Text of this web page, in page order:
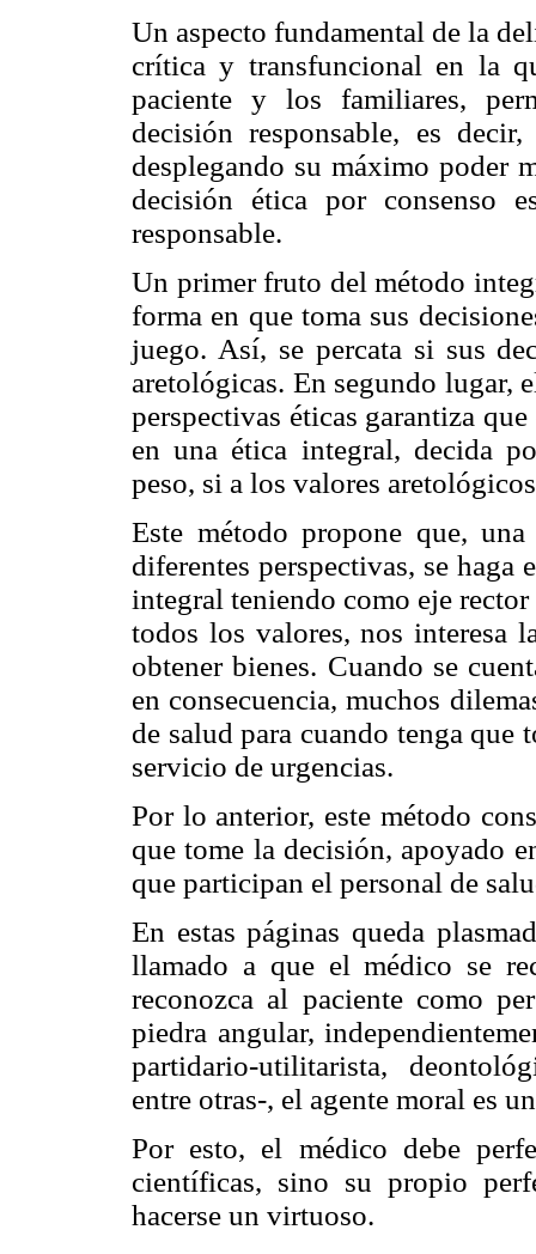
Un aspecto fundamental de la
crítica y transfuncional en la
paciente y los familiares,
decisión responsable, es
desplegando su máximo poder
decisión ética por consenso
responsable.
Un primer fruto del método
forma en que toma sus
juego. Así, se percata si sus
aretológicas. En segundo lugar,
perspectivas éticas garantiza
en una ética integral, decida
peso, si a los valores
Este método propone que,
diferentes perspectivas, se
integral teniendo como eje
todos los valores, nos interesa
obtener bienes. Cuando se
en consecuencia, muchos
de salud para cuando tenga que
servicio de urgencias.
Por lo anterior, este método
que tome la decisión, apoyado
que participan el personal de
En estas páginas queda
llamado a que el médico se
reconozca al paciente como
piedra angular,
partidario-utilitarista,
entre otras-, el agente moral es
Por esto, el médico debe
científicas, sino su propio
hacerse un virtuoso.